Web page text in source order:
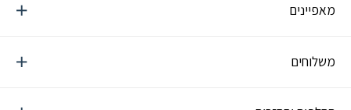
מאפיינים
משלוחים